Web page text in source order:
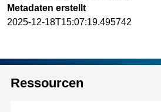
Metadaten erstellt
2025-12-18T15:07:19.495742
Ressourcen